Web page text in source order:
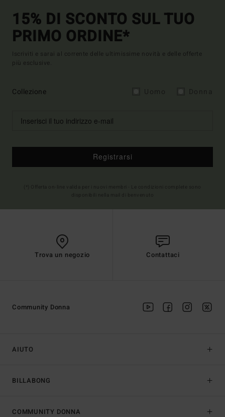
15% DI SCONTO SUL TUO
PRIMO ORDINE*
Iscriviti e sarai al corrente delle ultimissime novità e delle offerte
più esclusive.
Collezione
Registrarsi
Trova un negozio Contattaci
AIUTO
BILLABONG
Community Donna
COMMUNITY DONNA